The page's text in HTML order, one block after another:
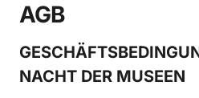
AGB
NACHT DER MUSEEN